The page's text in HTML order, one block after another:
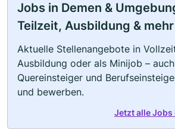
Jobs in Demen &
Teilzeit, Ausbildung & mehr
Aktuelle Stellenangebote in
Ausbildung oder als Minijob –
Quereinsteiger und
und bewerben.
Jetzt alle Jobs